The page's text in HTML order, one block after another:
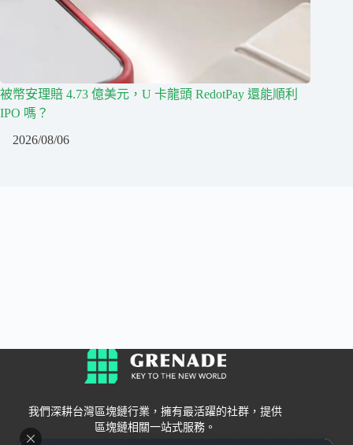
被幣安理賠 4.73 億美元，U 卡龍頭 RedotPay 還能順利
IPO 嗎？
2026/08/06
我們深耕台灣區塊鏈行業，擁有最活躍的社群，提供
區塊鏈相關一站式服務。